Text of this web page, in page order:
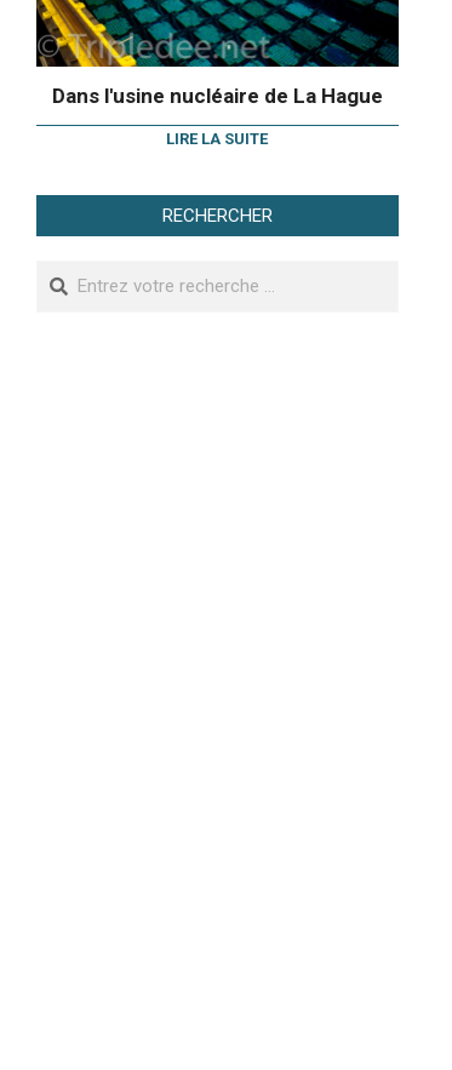
Dans l'usine nucléaire de La Hague
LIRE LA SUITE
RECHERCHER